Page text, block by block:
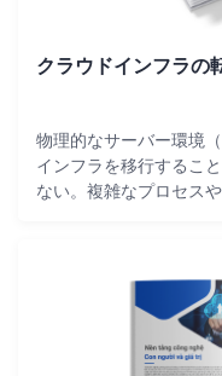
クラウドインフラの
物理的なサーバー環境
インフラを移行するこ
ない。複雑なプロセス